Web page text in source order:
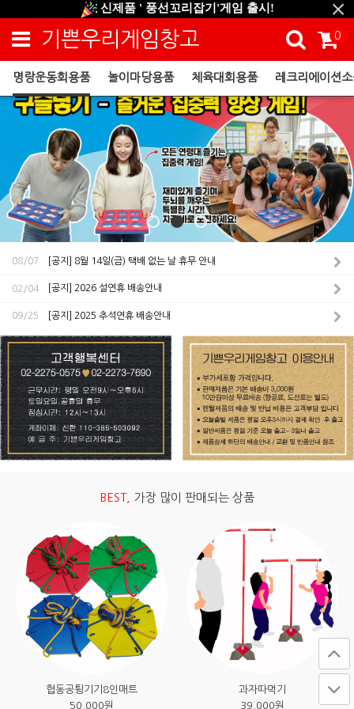
신제품 ' 풍선꼬리잡기'게임 출시!
신규회원 HAPPY EVENT 적립금 5,000원 증정
❤ 신제품 ' 컬링&볼링 ' 출시! ❤
기쁜우리게임창고 0
명랑운동회용품 놀이마당용품 체육대회용품 레크리에이션
08/07 [공지] 8월 14일(금) 택배 없는 날 휴무 안내
02/04 [공지] 2026 설연휴 배송안내
09/25 [공지] 2025 추석연휴 배송안내
BEST, 가장 많이 판매되는 상품
협동공튕기기8인매트
50,000원
과자따먹기
39,000원